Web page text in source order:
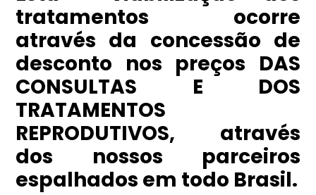
tratamentos ocorre
através da concessão de
desconto nos preços DAS
CONSULTAS E DOS
TRATAMENTOS
REPRODUTIVOS, através
dos nossos parceiros
espalhados em todo Brasil.